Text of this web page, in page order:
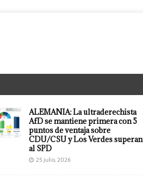
ALEMANIA: La ultraderechista
AfD se mantiene primera con 5
puntos de ventaja sobre
CDU/CSU y Los Verdes superan
al SPD
25 julio, 2026